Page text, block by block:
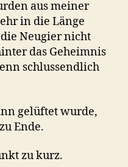
aus meiner
in die Länge
Neugier nicht
das Geheimnis
schlussendlich
gelüftet wurde,
Ende.
zu kurz.